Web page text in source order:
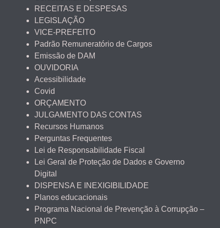
RECEITAS E DESPESAS
LEGISLAÇÃO
VICE-PREFEITO
Padrão Remuneratório de Cargos
Emissão de DAM
OUVIDORIA
Acessibilidade
Covid
ORÇAMENTO
JULGAMENTO DAS CONTAS
Recursos Humanos
Perguntas Frequentes
Lei de Responsabilidade Fiscal
Lei Geral de Proteção de Dados e Governo
Digital
DISPENSA E INEXIGIBILIDADE
Planos educacionais
Programa Nacional de Prevenção à Corrupção –
PNPC